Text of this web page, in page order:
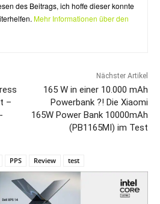
des Beitrags, ich hoffe dieser konnte
Mehr Informationen über den
–
Nächster Artikel
165 W in einer 10.000 mAh
Powerbank ?! Die Xiaomi
165W Power Bank 10000mAh
(PB1165MI) im Test
PPS Review test